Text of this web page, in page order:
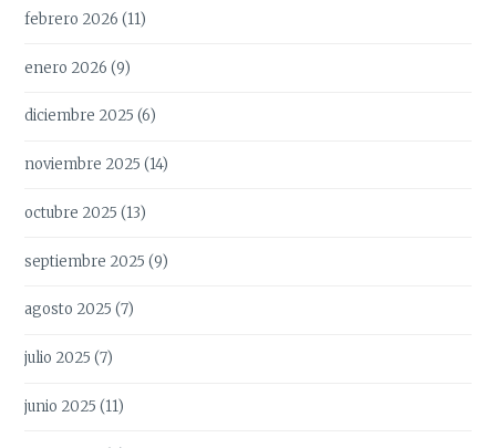
febrero 2026 (11)
enero 2026 (9)
diciembre 2025 (6)
noviembre 2025 (14)
octubre 2025 (13)
septiembre 2025 (9)
agosto 2025 (7)
julio 2025 (7)
junio 2025 (11)